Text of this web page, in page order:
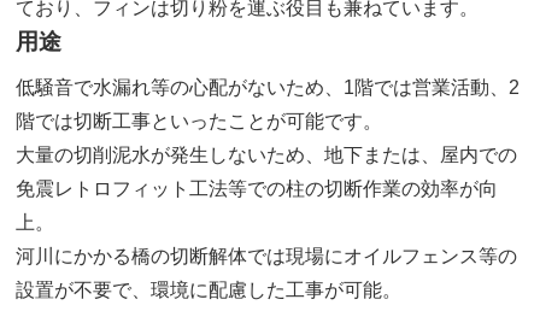
ており、フィンは切り粉を運ぶ役目も兼ねています。
用途
低騒音で水漏れ等の心配がないため、1階では営業活動、2
階では切断工事といったことが可能です。
大量の切削泥水が発生しないため、地下または、屋内での
免震レトロフィット工法等での柱の切断作業の効率が向
上。
河川にかかる橋の切断解体では現場にオイルフェンス等の
設置が不要で、環境に配慮した工事が可能。